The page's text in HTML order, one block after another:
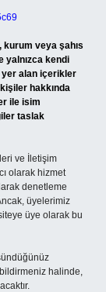
veya şahıs
yalnızca kendi
yer alan içerikler
hakkında
ile isim
taslak
ve İletişim
olarak hizmet
denetleme
üyelerimiz
üye olarak bu
halinde,